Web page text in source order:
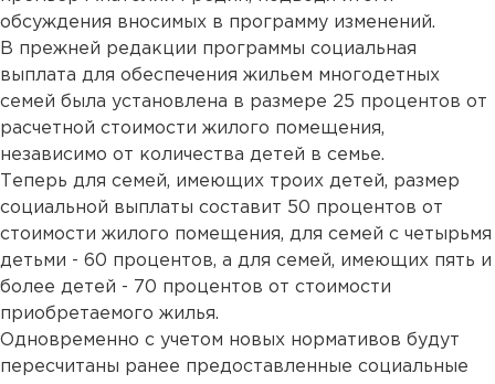
обсуждения вносимых в программу изменений.
В прежней редакции программы социальная
выплата для обеспечения жильем многодетных
семей была установлена в размере 25 процентов от
расчетной стоимости жилого помещения,
независимо от количества детей в семье.
Теперь для семей, имеющих троих детей, размер
социальной выплаты составит 50 процентов от
стоимости жилого помещения, для семей с четырьмя
детьми - 60 процентов, а для семей, имеющих пять и
более детей - 70 процентов от стоимости
приобретаемого жилья.
Одновременно с учетом новых нормативов будут
пересчитаны ранее предоставленные социальные